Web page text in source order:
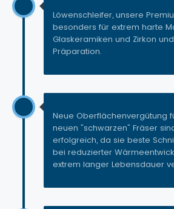
Löwenschleifer, unsere
besonders für extrem harte
Glaskeramiken und Zirkon
Präparation.
Neue Oberflächenvergütung
neuen "schwarzen" Fräser
erfolgreich, da sie beste
bei reduzierter
extrem langer Lebensdauer